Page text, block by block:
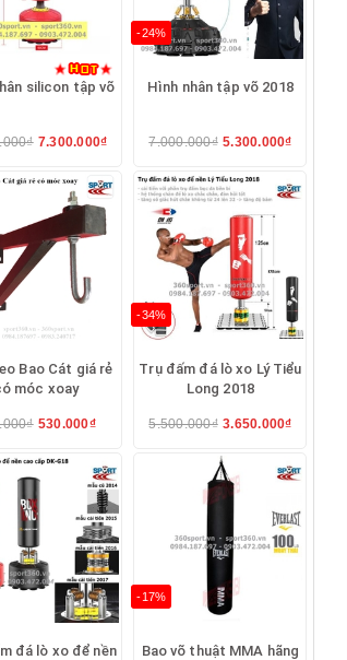
silicon tập võ
7.300.000₫
-24%
Hình nhân tập võ 2018
7.000.000₫ 5.300.000₫
Bao Cát giá rẻ
móc xoay
530.000₫
-34%
Trụ đấm đá lò xo Lý Tiểu
Long 2018
5.500.000₫ 3.650.000₫
đá lò xo để nền
-17%
Bao võ thuật MMA hãng